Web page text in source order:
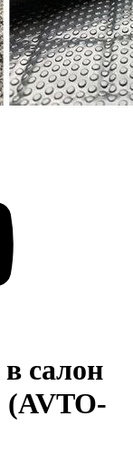
салон
(AVTO-